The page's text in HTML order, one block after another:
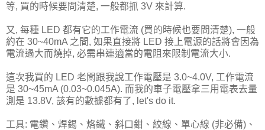
等, 買的時候要問清楚, 一般都抓 3V 來計算.
又, 每種 LED 都有它的工作電流 (買的時候也要問清楚), 一般
約在 30~40mA 之間, 如果直接將 LED 接上電源的話將會因為
電流過大而燒掉, 必需串連適當的電阻來限制電流大小.
這次我買的 LED 老闆跟我說工作電壓是 3.0~4.0V, 工作電流
是 30~45mA (0.03~0.045A). 而我的車子電壓拿三用電表去量
測是 13.8V, 該有的數據都有了, let's do it.
工具: 電鑽、焊錫、烙鐵、斜口鉗、絞線、單心線 (非必備)、